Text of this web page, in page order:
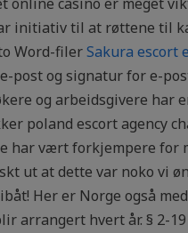
initiativ til at røttene til
Word-filerSakura escort
og signatur for e-
og arbeidsgivere har
poland escort
har vært forkjempere
ut at dette var noko vi
Her er Norge også
arrangert hvert år. § 2-